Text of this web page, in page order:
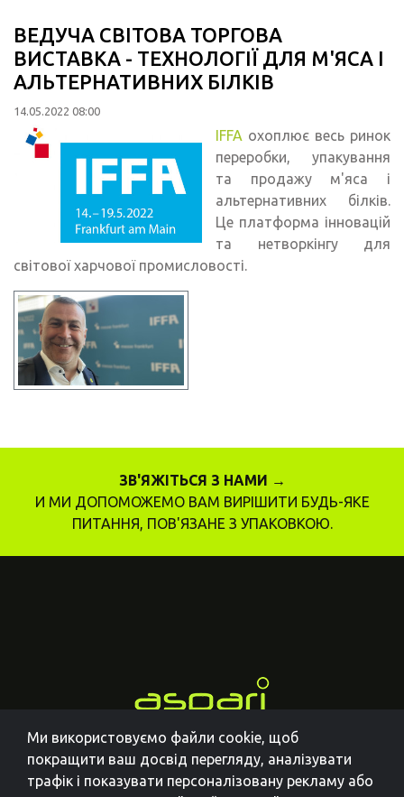
ВЕДУЧА СВІТОВА ТОРГОВА
ВИСТАВКА - ТЕХНОЛОГІЇ ДЛЯ М'ЯСА І
АЛЬТЕРНАТИВНИХ БІЛКІВ
14.05.2022 08:00
IFFA охоплює весь ринок
переробки, упакування
та продажу м'яса і
альтернативних білків.
Це платформа інновацій
та нетворкінгу для
світової харчової промисловості.
ЗВ'ЯЖІТЬСЯ З НАМИ →
И МИ ДОПОМОЖЕМО ВАМ ВИРІШИТИ БУДЬ-ЯКЕ
ПИТАННЯ, ПОВ'ЯЗАНЕ З УПАКОВКОЮ.
Ми використовуємо файли cookie, щоб
покращити ваш досвід перегляду, аналізувати
трафік і показувати персоналізовану рекламу або